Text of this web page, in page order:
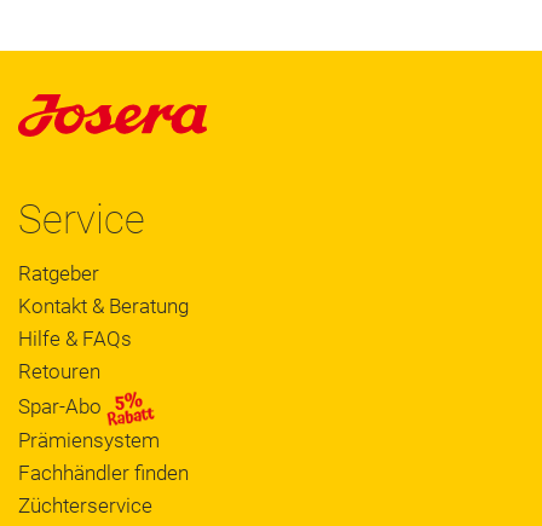
Service
Ratgeber
Kontakt & Beratung
Hilfe & FAQs
Retouren
Spar-Abo
Prämiensystem
Fachhändler finden
Züchterservice